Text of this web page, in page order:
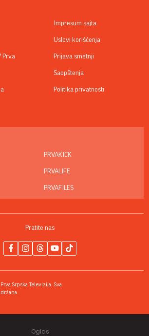
Prva
Impresum sajta
Uslovi korišćenja
Prijava smetnji
Saopštenja
Politika privatnosti
PRVAKICK
PRVALIFE
PRVAFILES
Pratite nas
Srpska Televizija. Sva